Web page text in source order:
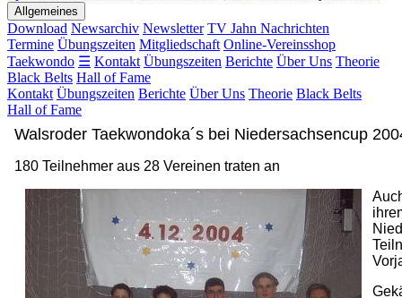
Allgemeines
Download Newsarchiv Newsletter TV Jahn Nachrichten
Termine Übungszeiten Mitgliedschaft Online-Vereinsshop
Taekwondo ☰ Kontakt Übungszeiten Berichte Über Uns Theorie
Black Belts Hall of Fame
Kontakt Übungszeiten Berichte Über Uns Theorie Black Belts
Hall of Fame